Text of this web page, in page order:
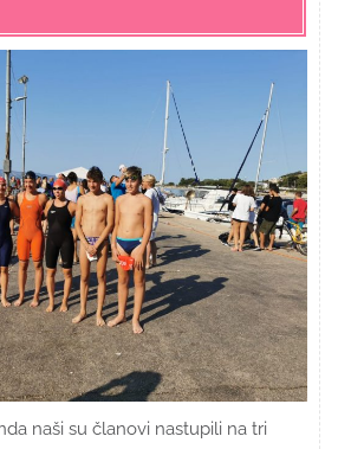
naši su članovi nastupili na tri